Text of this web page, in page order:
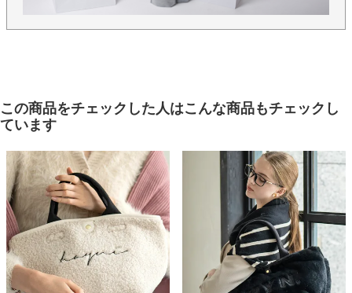
この商品をチェックした人はこんな商品もチェックし
ています